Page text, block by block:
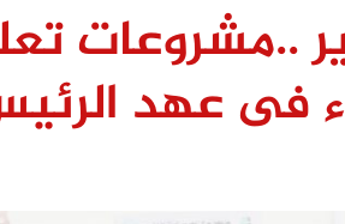
..مشروعات
فى عهد